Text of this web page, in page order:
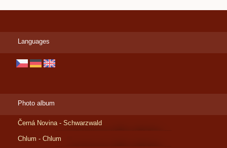
Languages
Photo album
Černá Novina - Schwarzwald
Chlum - Chlum